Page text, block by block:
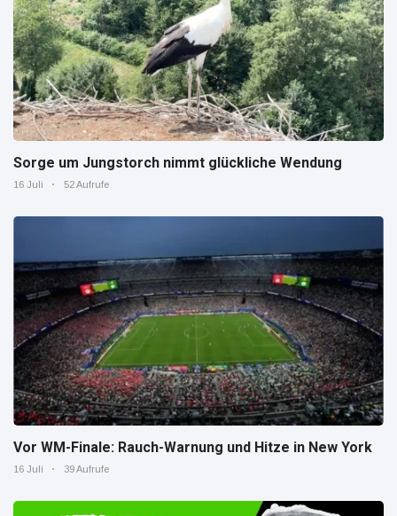
Sorge um Jungstorch nimmt glückliche Wendung
16 Juli 52 Aufrufe
Vor WM-Finale: Rauch-Warnung und Hitze in New York
16 Juli 39 Aufrufe